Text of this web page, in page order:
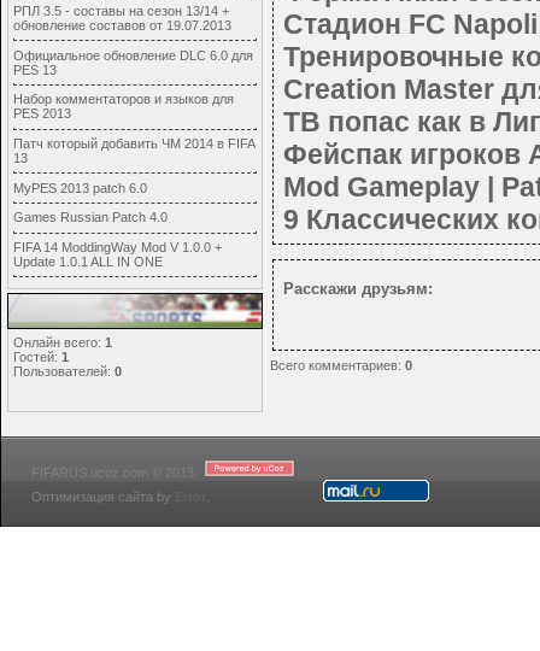
РПЛ 3.5 - составы на сезон 13/14 +
обновление составов от 19.07.2013
Официальное обновление DLC 6.0 для
PES 13
Набор комментаторов и языков для
PES 2013
Патч который добавить ЧМ 2014 в FIFA
13
MyPES 2013 patch 6.0
Games Russian Patch 4.0
FIFA 14 ModdingWay Mod V 1.0.0 +
Update 1.0.1 ALL IN ONE
Онлайн всего: 1
Гостей: 1
Пользователей: 0
Стадион FC
Тренировочные
Creation Master
ТВ попас как в
Фейспак игроков
Mod Gameplay |
9 Классических
Расскажи друзьям:
Всего комментариев: 0
FIFARUS.ucoz.com © 2013.
Оптимизация сайта by